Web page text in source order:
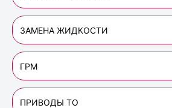
ЗАМЕНА ЖИДКОСТИ
ГРМ
ПРИВОДЫ ТО